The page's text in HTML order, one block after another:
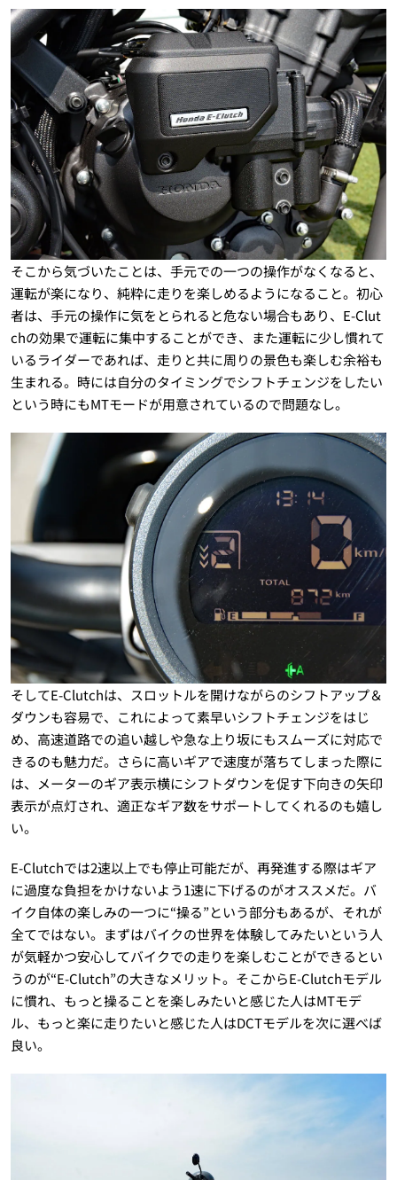
そこから気づいたことは、手元での一つの操作がなくなると、
運転が楽になり、純粋に走りを楽しめるようになること。初心
者は、手元の操作に気をとられると危ない場合もあり、E-Clut
chの効果で運転に集中することができ、また運転に少し慣れて
いるライダーであれば、走りと共に周りの景色も楽しむ余裕も
生まれる。時には自分のタイミングでシフトチェンジをしたい
という時にもMTモードが用意されているので問題なし。
そしてE-Clutchは、スロットルを開けながらのシフトアップ＆
ダウンも容易で、これによって素早いシフトチェンジをはじ
め、高速道路での追い越しや急な上り坂にもスムーズに対応で
きるのも魅力だ。さらに高いギアで速度が落ちてしまった際に
は、メーターのギア表示横にシフトダウンを促す下向きの矢印
表示が点灯され、適正なギア数をサポートしてくれるのも嬉し
い。
E-Clutchでは2速以上でも停止可能だが、再発進する際はギア
に過度な負担をかけないよう1速に下げるのがオススメだ。バ
イク自体の楽しみの一つに“操る”という部分もあるが、それが
全てではない。まずはバイクの世界を体験してみたいという人
が気軽かつ安心してバイクでの走りを楽しむことができるとい
うのが“E-Clutch”の大きなメリット。そこからE-Clutchモデル
に慣れ、もっと操ることを楽しみたいと感じた人はMTモデ
ル、もっと楽に走りたいと感じた人はDCTモデルを次に選べば
良い。